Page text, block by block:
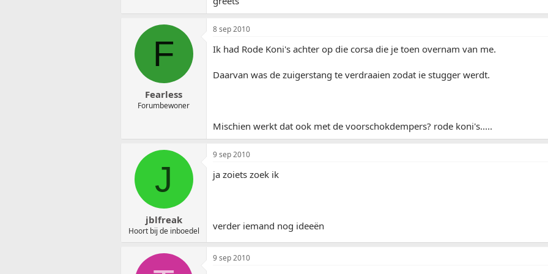
F
Fearless
Forumbewoner
8 sep 2010
Ik had Rode Koni's achter op die corsa die je toen overnam van me.
Daarvan was de zuigerstang te verdraaien zodat ie stugger werdt.
Mischien werkt dat ook met de voorschokdempers? rode koni's.....
J
jblfreak
Hoort bij de inboedel
9 sep 2010
ja zoiets zoek ik
verder iemand nog ideeën
9 sep 2010